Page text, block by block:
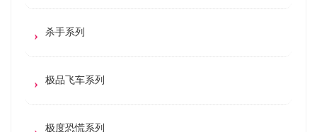
杀手系列
极品飞车系列
极度恐慌系列